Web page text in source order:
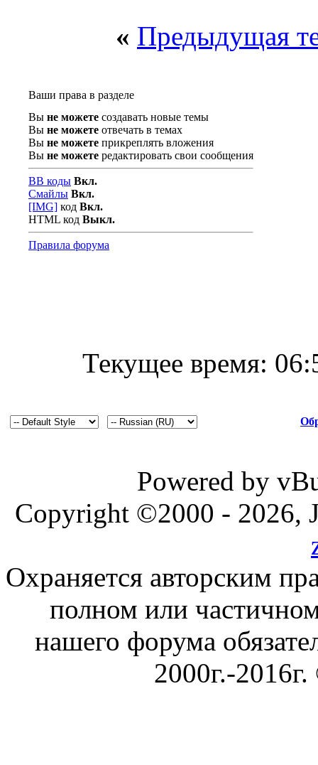
« Предыдущая
Ваши права в разделе
Вы не можете создавать новые темы
Вы не можете отвечать в темах
Вы не можете прикреплять вложения
Вы не можете редактировать свои сообщения
BB коды Вкл.
Смайлы Вкл.
[IMG] код Вкл.
HTML код Выкл.
Правила форума
Текущее время:
Powered by
Copyright ©2000 - 2026,
Охраняется авторским
полном или
нашего форума
2000г.-